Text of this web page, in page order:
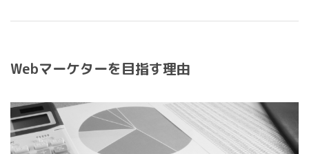
Webマーケターを目指す理由